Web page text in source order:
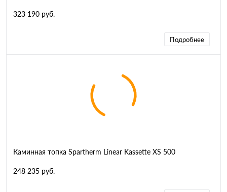
323 190 руб.
Подробнее
Каминная топка Spartherm Linear Kassette XS 500
248 235 руб.